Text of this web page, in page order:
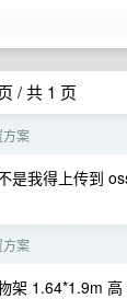
/ 共 1 页
方案
是我得上传到
方案
架 1.64*1.9m